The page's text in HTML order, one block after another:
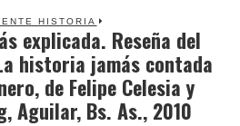
HISTORIA
Next
post:
explicada. Reseña del
historia jamás contada
de Felipe Celesia y
Aguilar, Bs. As., 2010